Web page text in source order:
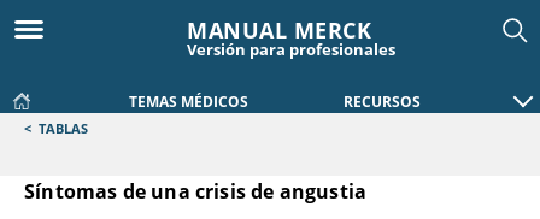
MANUAL MERCK
Versión para profesionales
TEMAS MÉDICOS RECURSOS
< TABLAS
Síntomas de una crisis de angustia